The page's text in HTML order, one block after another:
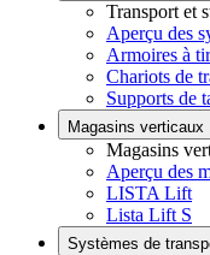
Transport et
Aperçu des
Armoires à
Chariots de
Supports de
Magasins verticaux
Magasins
Aperçu des
LISTA Lift
Lista Lift S
Systèmes de